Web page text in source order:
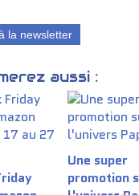
la newsletter
aussi :
Une super
promotion